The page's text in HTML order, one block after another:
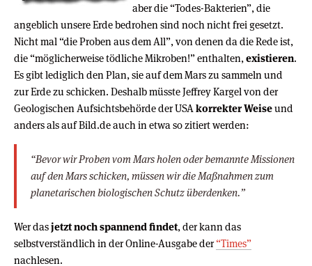
aber die “Todes-Bakterien”, die
angeblich unsere Erde bedrohen sind noch nicht frei gesetzt.
Nicht mal “die Proben aus dem All”, von denen da die Rede ist,
die “möglicherweise tödliche Mikroben!” enthalten, existieren.
Es gibt lediglich den Plan, sie auf dem Mars zu sammeln und
zur Erde zu schicken. Deshalb müsste Jeffrey Kargel von der
Geologischen Aufsichtsbehörde der USA korrekter Weiseund
anders als auf Bild.de auch in etwa so zitiert werden:
“Bevor wir Proben vom Mars holen oder bemannte Missionen
auf den Mars schicken, müssen wir die Maßnahmen zum
planetarischen biologischen Schutz überdenken.”
Wer dasjetzt noch spannend findet, der kann das
selbstverständlich in der Online-Ausgabe der“Times”
nachlesen.